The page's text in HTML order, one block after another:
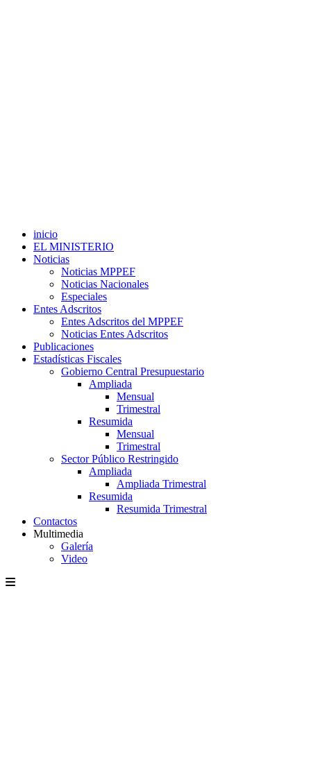
inicio
EL MINISTERIO
Noticias
Noticias MPPEF
Noticias Nacionales
Especiales
Entes Adscritos
Entes Adscritos del MPPEF
Noticias Entes Adscritos
Publicaciones
Estadísticas Fiscales
Gobierno Central Presupuestario
Ampliada
Mensual
Trimestral
Resumida
Mensual
Trimestral
Sector Público Restringido
Ampliada
Ampliada Trimestral
Resumida
Resumida Trimestral
Contactos
Multimedia
Galería
Video